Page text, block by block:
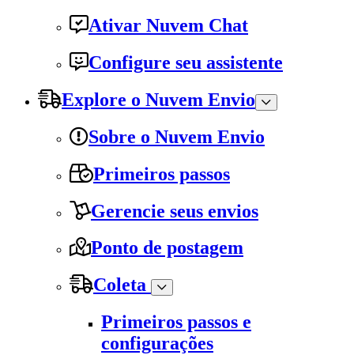
Ativar Nuvem Chat
Configure seu assistente
Explore o Nuvem Envio
Sobre o Nuvem Envio
Primeiros passos
Gerencie seus envios
Ponto de postagem
Coleta
Primeiros passos e
configurações